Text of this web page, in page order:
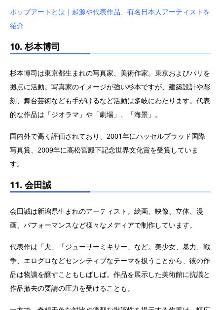
ポップアートとは｜起源や代表作品、有名日本人アーティストを
紹介
10. 杉本博司
杉本博司は東京都生まれの写真家、美術作家。東京およびパリを
拠点に活動。写真家のイメージが強い杉本ですが、建築設計や彫
刻、舞台芸術なども手がけるなど活動は多岐にわたります。代表
的な作品は「ジオラマ」や「劇場」、「海景」。
国内外で高く評価されており、2001年にハッセルブラッド国際
写真賞、2009年に高松宮殿下記念世界文化賞を受賞していま
す。
11. 会田誠
会田誠は新潟県生まれのアーティスト。絵画、映像、立体、漫
画、パフォーマンスなど様々なメディアで制作しています。
代表作は「犬」「ジューサーミキサー」など。美少女、暴力、戦
争、エログロなどセンシティブなテーマを扱うことから、彼の作
品は物議を醸すこともしばしば。作品を展示した美術館に抗議と
作品撤去の要請の圧力を受けることも。